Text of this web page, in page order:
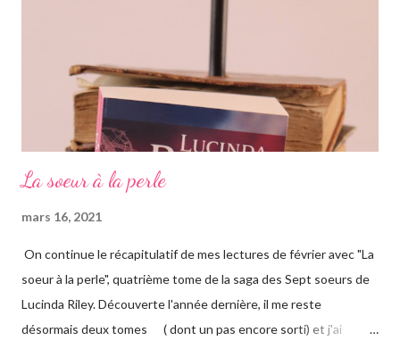
également par Marina, appelée Ma, leur gouvernante/nounou
La soeur à la perle
mars 16, 2021
On continue le récapitulatif de mes lectures de février avec "La
soeur à la perle", quatrième tome de la saga des Sept soeurs de
Lucinda Riley. Découverte l'année dernière, il me reste
désormais deux tomes ( dont un pas encore sorti) et j'ai